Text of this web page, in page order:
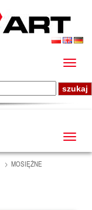
MOSIĘŻNE